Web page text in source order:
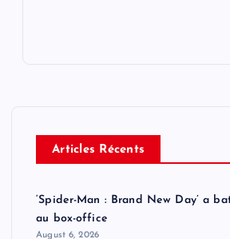
Articles Récents
‘Spider-Man : Brand New Day’ a
au box-office
August 6, 2026